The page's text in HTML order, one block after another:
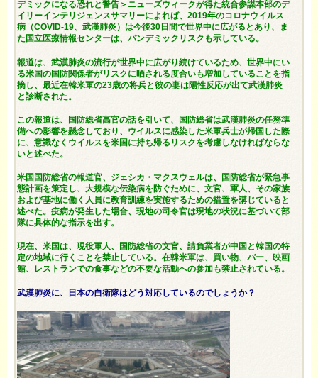
デミックになる恐れと警告＞ニューズウィークが得た統合参謀本部のデ
イリーインテリジェンスサマリーによれば、2019年のコロナウイルス
病（COVID-19、武漢肺炎）は今後30日間で世界中に広がるとあり、ま
た国立医療情報センターは、パンデミックリスクも示している。
報道は、武漢肺炎の流行が世界中に広がり続けているため、世界中にい
る米国の国防関係者がリスクに晒される度合いも増加していることを指
摘し、最近在韓米軍の23歳の将兵と彼の妻は陽性反応が出て武漢肺炎
と診断された。
この報道は、国防総省高官の話を引いて、国防総省は武漢肺炎の任務準
備への影響を懸念しており、ウイルスに感染した米軍兵士が帰国した際
に、意識なくウイルスを米国に持ち帰るリスクを考慮しなければならな
いと述べた。
米国国防総省の報道官、ジェシカ・マクスウェルは、国防総省が緊急事
態計画を策定し、大規模な伝染病を防ぐために、文官、軍人、その家族
および基地に働く人員に教育訓練を実施するための措置を講じていると
述べた。疫病が発生した場合、現地の司令官は現地の状況に基づいて部
隊に具体的な指示を出す。
現在、米国は、現役軍人、国防総省の文官、請負業者が中国と韓国の特
定の地域に行くことを禁止している。在韓米軍は、買い物、バー、映画
館、レストランでの食事などの不要な活動への参加も禁止されている。
武漢肺炎に、日本の自衛隊はどう対応しているのでしょうか？